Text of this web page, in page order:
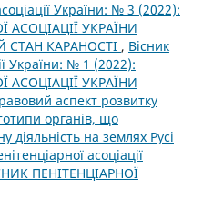
України: № 3 (2022):
АСОЦІАЦІЇ УКРАЇНИ
СТАН КАРАНОСТІ , Вісник
України: № 1 (2022):
АСОЦІАЦІЇ УКРАЇНИ
аспект розвитку
органів, що
діяльність на землях Русі
асоціації
ПЕНІТЕНЦІАРНОЇ